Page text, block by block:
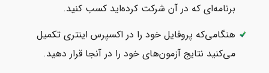
برنامه‌ای که در آن شرکت کرده‌اید کسب کنید.
هنگامی‌که پروفایل خود را در اکسپرس اینتری تکمیل
می‌کنید نتایج آزمون‌های خود را در آنجا قرار دهید.